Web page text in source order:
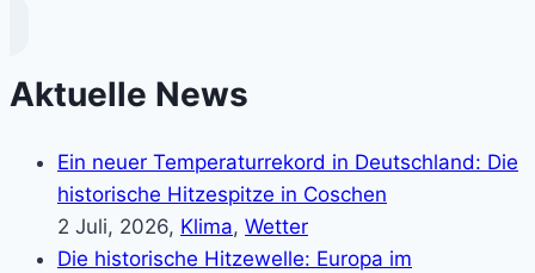
Aktuelle News
Ein neuer Temperaturrekord in Deutschland: Die
historische Hitzespitze in Coschen
2 Juli, 2026, Klima, Wetter
Die historische Hitzewelle: Europa im